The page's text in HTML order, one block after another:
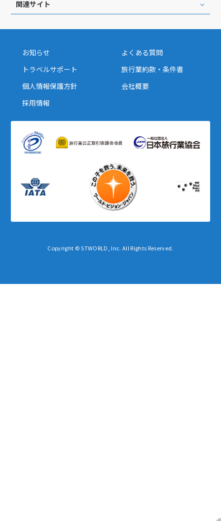
関連サイト
お知らせ
よくある質問
トラベルサポート
旅行業約款・条件書
個人情報保護方針
会社概要
採用情報
Copyright © STWORLD, Inc. All Rights Reserved.